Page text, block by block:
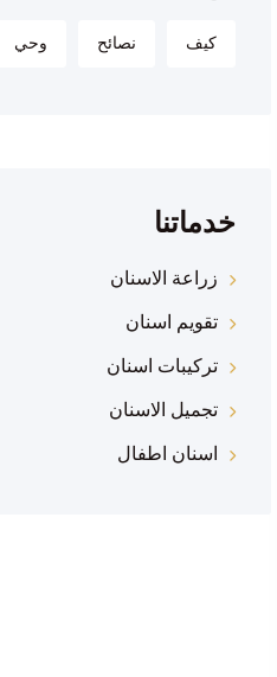
كيف نصائح وحي
خدماتنا
زراعة الاسنان
تقويم اسنان
تركيبات اسنان
تجميل الاسنان
اسنان اطفال